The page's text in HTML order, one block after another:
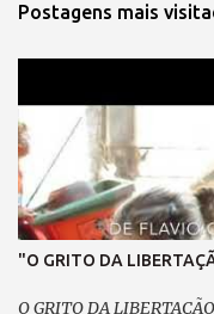
Postagens mais
"O GRITO DA
O GRITO DA